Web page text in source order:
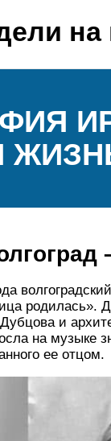
на
родилась».
и
на музыке
ее отцом.